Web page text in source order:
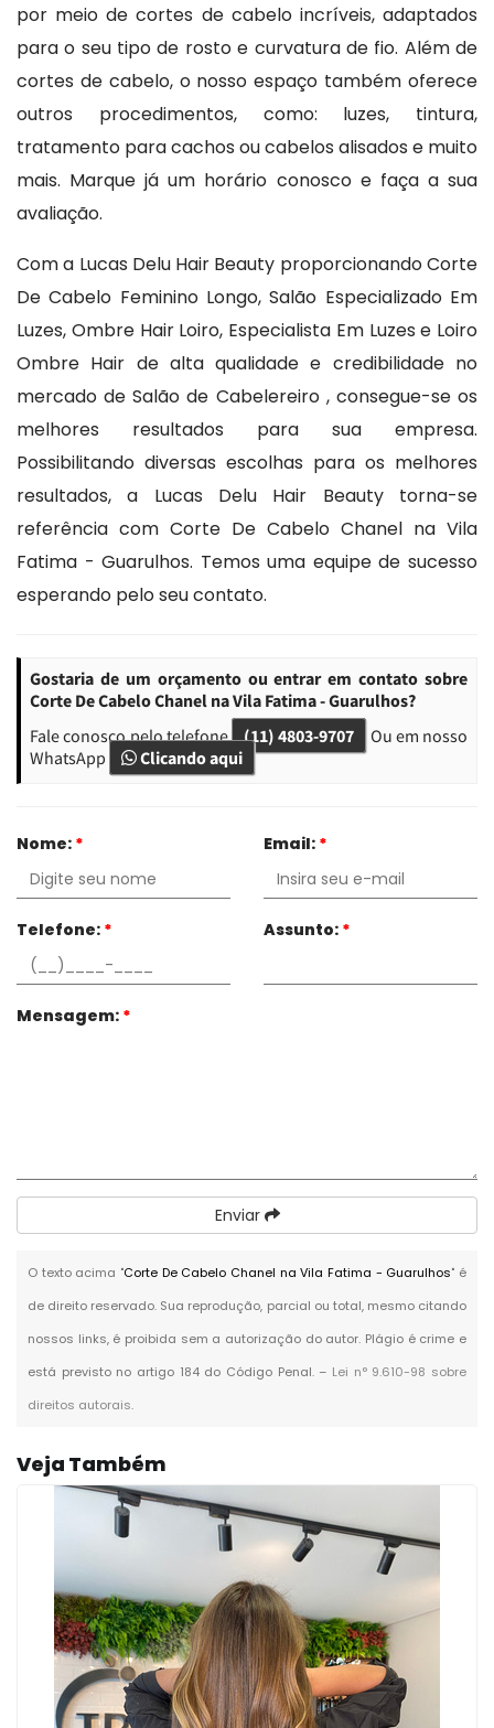
por meio de cortes de cabelo incríveis, adaptados
para o seu tipo de rosto e curvatura de fio. Além de
cortes de cabelo, o nosso espaço também oferece
outros procedimentos, como: luzes, tintura,
tratamento para cachos ou cabelos alisados e muito
mais. Marque já um horário conosco e faça a sua
avaliação.
Com a Lucas Delu Hair Beauty proporcionando Corte
De Cabelo Feminino Longo, Salão Especializado Em
Luzes, Ombre Hair Loiro, Especialista Em Luzes e Loiro
Ombre Hair de alta qualidade e credibilidade no
mercado de Salão de Cabelereiro , consegue-se os
melhores resultados para sua empresa.
Possibilitando diversas escolhas para os melhores
resultados, a Lucas Delu Hair Beauty torna-se
referência com Corte De Cabelo Chanel na Vila
Fatima - Guarulhos. Temos uma equipe de sucesso
esperando pelo seu contato.
Gostaria de um orçamento ou entrar em contato sobre
Corte De Cabelo Chanel na Vila Fatima - Guarulhos?
Fale conosco pelo telefone (11) 4803-9707
Ou em nosso
WhatsApp
Clicando aqui
Nome: * Email: *
Telefone: * Assunto: *
Mensagem: *
Enviar
O texto acima "Corte De Cabelo Chanel na Vila Fatima - Guarulhos" é
de direito reservado. Sua reprodução, parcial ou total, mesmo citando
nossos links, é proibida sem a autorização do autor. Plágio é crime e
está previsto no artigo 184 do Código Penal. – Lei n° 9.610-98 sobre
direitos autorais.
Veja Também